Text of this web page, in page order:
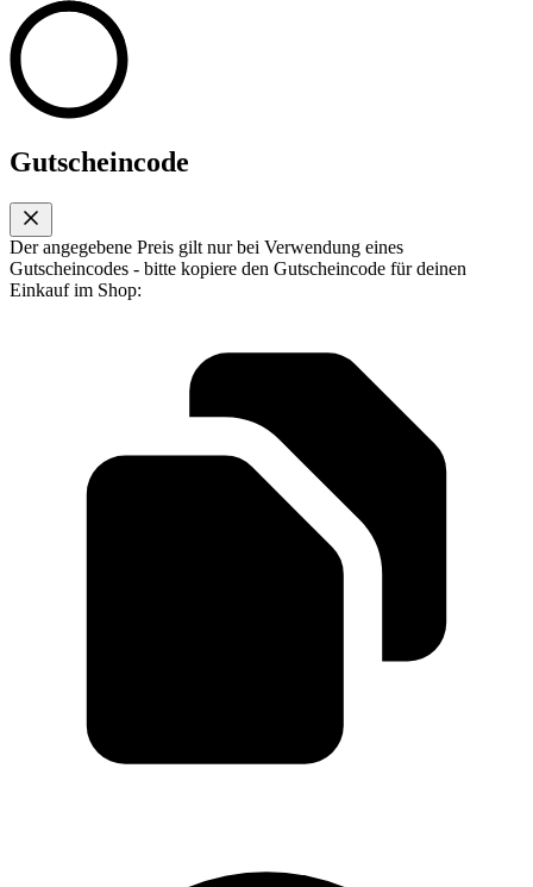
Gutscheincode
Der angegebene Preis gilt nur bei Verwendung eines
Gutscheincodes - bitte kopiere den Gutscheincode für deinen
Einkauf im Shop: